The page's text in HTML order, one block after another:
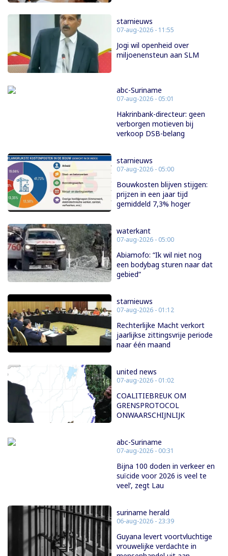
starnieuws
07-aug-2026 - 11:55
Jogi wil openheid over
miljoenensteun aan SLM
abc-Suriname
07-aug-2026 - 05:01
Hakrinbank-directeur: geen
verborgen motieven bij
verkoop DSB-belang
starnieuws
07-aug-2026 - 05:00
Bouwkosten blijven stijgen:
prijzen in een jaar tijd
gemiddeld 7,3% hoger
waterkant
07-aug-2026 - 05:00
Abiamofo: “Ik wil niet nog
een bodybag sturen naar dat
gebied”
starnieuws
07-aug-2026 - 01:12
Rechterlijke Macht verkort
jaarlijkse zittingsvrije periode
naar één maand
united news
07-aug-2026 - 01:02
COALITIEBREUK OM
GRENSPROTOCOL
ONWAARSCHIJNLIJK
abc-Suriname
07-aug-2026 - 00:31
Bijna 100 doden in verkeer en
suïcide voor 2026 is veel te
veel’, zegt Lau
suriname herald
06-aug-2026 - 23:39
Guyana levert voortvluchtige
vrouwelijke verdachte in